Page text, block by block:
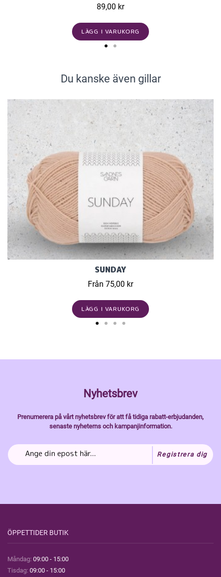
89,00 kr
LÄGG I VARUKORG
Du kanske även gillar
SUNDAY
Från 75,00 kr
LÄGG I VARUKORG
Nyhetsbrev
Prenumerera på vårt nyhetsbrev för att få tidiga rabatt-erbjudanden,
senaste nyheterns och kampanjinformation.
Registrera dig
ÖPPETTIDER BUTIK
Måndag: 09:00 - 15:00
Tisdag: 09:00 - 15:00